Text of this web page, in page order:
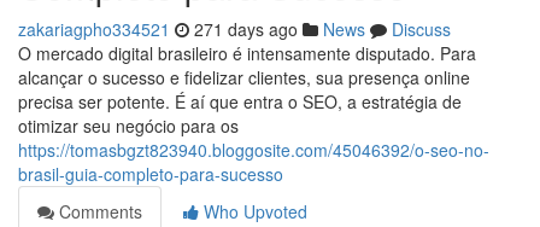
zakariagpho334521 271 days ago News
Discuss
O mercado digital brasileiro é intensamente disputado. Para
alcançar o sucesso e fidelizar clientes, sua presença online
precisa ser potente. É aí que entra o SEO, a estratégia de
otimizar seu negócio para os
https://tomasbgzt823940.bloggosite.com/45046392/o-seo-no-
brasil-guia-completo-para-sucesso
Comments
Who Upvoted